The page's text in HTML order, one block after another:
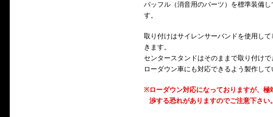
バッフル（消音用のパーツ）を標準装備
す。
取り付けはサイレンサーバンドを使用し
きます。
センタースタンドはそのままで取り付け
ローダウン車にも対応できるよう製作して
※ローダウン対応になっておりますが、
渉する恐れがありますのでご注意下さい